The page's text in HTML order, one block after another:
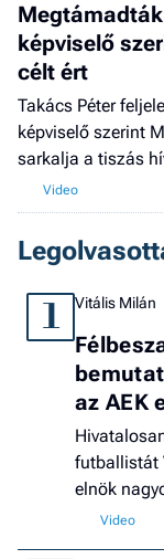
képviselő
célt ért
Takács Péter
képviselő szerint
sarkalja a tiszás
1 Vitális Milán
az AEK
futballistát
elnök